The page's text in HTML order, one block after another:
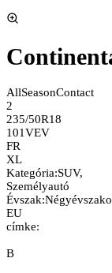
AllSeasonContact
2
235/50R18
101VEV
FR
XL
Kategória:SUV,
Személyautó
Évszak:
EU
címke:
B